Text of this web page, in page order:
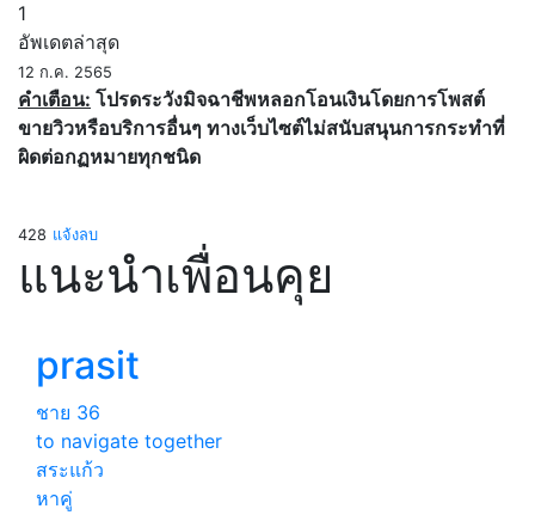
1
อัพเดตล่าสุด
12 ก.ค. 2565
คำเตือน: โปรดระวังมิจฉาชีพหลอกโอนเงินโดยการโพสต์
ขายวิวหรือบริการอื่นๆ ทางเว็บไซต์ไม่สนับสนุนการกระทำที่
ผิดต่อกฏหมายทุกชนิด
428 แจ้งลบ
แนะนำเพื่อนคุย
prasit
ชาย 36
to navigate together
สระแก้ว
หาคู่